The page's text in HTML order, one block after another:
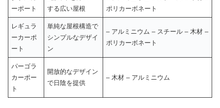
ーポート
する広い屋根
ポリカーボネート
レギュラ
ーカーポ
ート
単純な屋根構造で
シンプルなデザイ
ン
– アルミニウム – スチール – 木材 –
ポリカーボネート
パーゴラ
カーポー
ト
開放的なデザイン
で日陰を提供
– 木材 – アルミニウム